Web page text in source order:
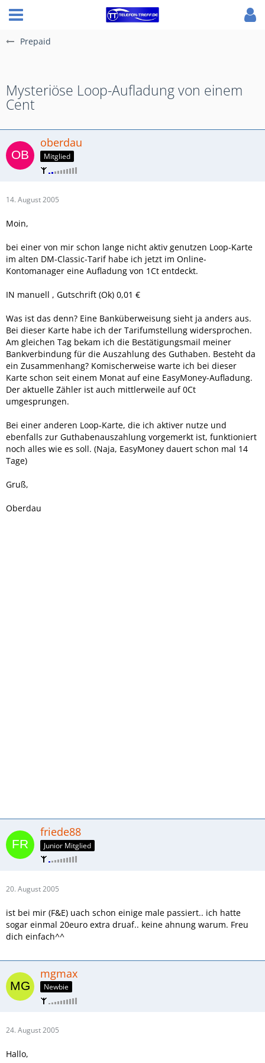
Prepaid
Mysteriöse Loop-Aufladung von einem
Cent
oberdau
Mitglied
14. August 2005
Moin,
bei einer von mir schon lange nicht aktiv genutzen Loop-Karte
im alten DM-Classic-Tarif habe ich jetzt im Online-
Kontomanager eine Aufladung von 1Ct entdeckt.
IN manuell , Gutschrift (Ok) 0,01 €
Was ist das denn? Eine Banküberweisung sieht ja anders aus.
Bei dieser Karte habe ich der Tarifumstellung widersprochen.
Am gleichen Tag bekam ich die Bestätigungsmail meiner
Bankverbindung für die Auszahlung des Guthaben. Besteht da
ein Zusammenhang? Komischerweise warte ich bei dieser
Karte schon seit einem Monat auf eine EasyMoney-Aufladung.
Der aktuelle Zähler ist auch mittlerweile auf 0Ct
umgesprungen.
Bei einer anderen Loop-Karte, die ich aktiver nutze und
ebenfalls zur Guthabenauszahlung vorgemerkt ist, funktioniert
noch alles wie es soll. (Naja, EasyMoney dauert schon mal 14
Tage)
Gruß,
Oberdau
friede88
Junior Mitglied
20. August 2005
ist bei mir (F&E) uach schon einige male passiert.. ich hatte
sogar einmal 20euro extra druaf.. keine ahnung warum. Freu
dich einfach^^
mgmax
Newbie
24. August 2005
Hallo,